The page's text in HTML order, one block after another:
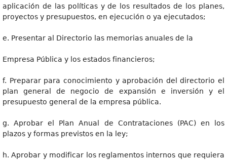
aplicación de las políticas y de los resultados de los planes,
proyectos y presupuestos, en ejecución o ya ejecutados;
e. Presentar al Directorio las memorias anuales de la
Empresa Pública y los estados financieros;
f. Preparar para conocimiento y aprobación del directorio el
plan general de negocio de expansión e inversión y el
presupuesto general de la empresa pública.
g. Aprobar el Plan Anual de Contrataciones (PAC) en los
plazos y formas previstos en la ley;
h. Aprobar y modificar los reglamentos internos que requiera